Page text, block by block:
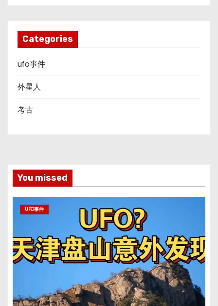
Categories
ufo事件
外星人
考古
You missed
UFO事件